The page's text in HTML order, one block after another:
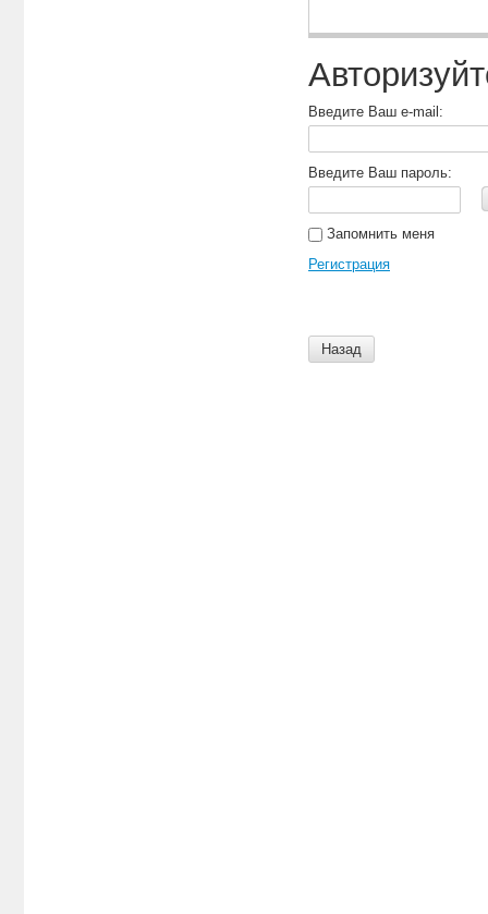
Введите Ваш e-mail:
Введите Ваш пароль:
Запомнить меня
Регистрация
Назад